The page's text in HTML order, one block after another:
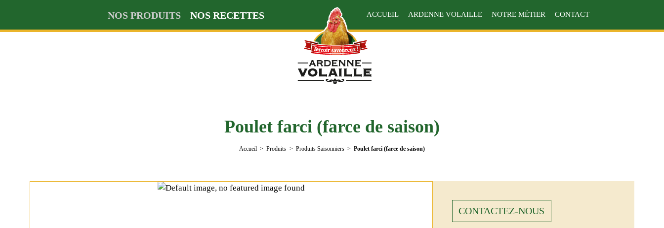
NOS PRODUITS NOS RECETTES ACCUEIL ARDENNE VOLAILLE NOTRE MÉTIER CONTACT
Poulet farci (farce de saison)
Accueil Produits Produits Saisonniers Poulet farci (farce de saison)
CONTACTEZ-NOUS